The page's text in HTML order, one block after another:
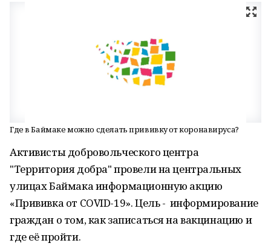
Где в Баймаке можно сделать прививку от коронавируса?
Активисты добровольческого центра
"Территория добра" провели на центральных
улицах Баймака информационную акцию
«Прививка от COVID-19». Цель - информирование
граждан о том, как записаться на вакцинацию и
где её пройти.